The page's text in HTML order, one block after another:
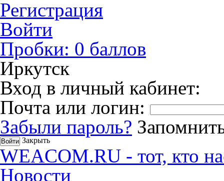
Регистрация
Войти
Пробки: 0 баллов
Иркутск
Вход в личный кабинет:
Почта или логин:
Забыли пароль?
Закрыть
WEACOM.RU - тот, кто
Новости